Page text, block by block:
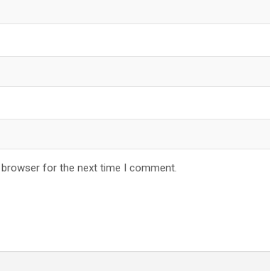
for the next time I comment.